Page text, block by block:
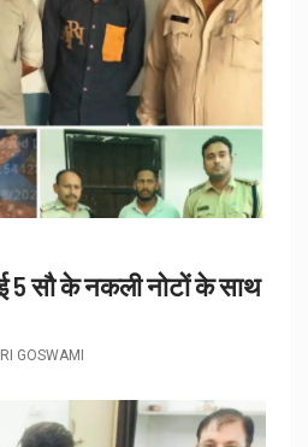
5 सौ के नकली नोटों के साथ
GOSWAMI